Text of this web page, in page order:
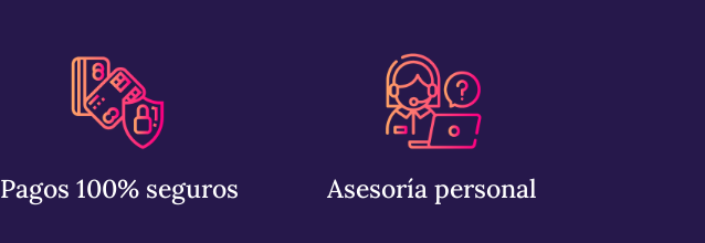
Pagos 100% seguros Asesoría personal